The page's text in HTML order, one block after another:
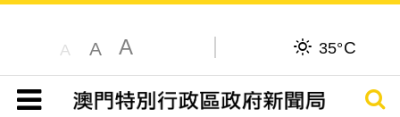
A A A 35°C
搜尋